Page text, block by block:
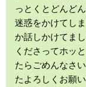
っとくとどんど
迷惑をかけてし
か話しかけてま
くださってホッ
たらごめんなさ
たよろしくお願